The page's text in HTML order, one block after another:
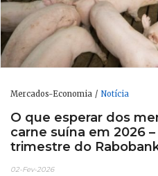
Mercados-Economia Notícia
O que esperar dos
carne suína em 2026 –
trimestre do
02-Fev-2026